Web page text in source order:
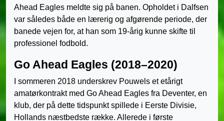
Ahead Eagles meldte sig på banen. Opholdet i Dalfsen
var således både en lærerig og afgørende periode, der
banede vejen for, at han som 19-årig kunne skifte til
professionel fodbold.
Go Ahead Eagles (2018–2020)
I sommeren 2018 underskrev Pouwels et etårigt
amatørkontrakt med Go Ahead Eagles fra Deventer, en
klub, der på dette tidspunkt spillede i Eerste Divisie,
Hollands næstbedste række. Allerede i første